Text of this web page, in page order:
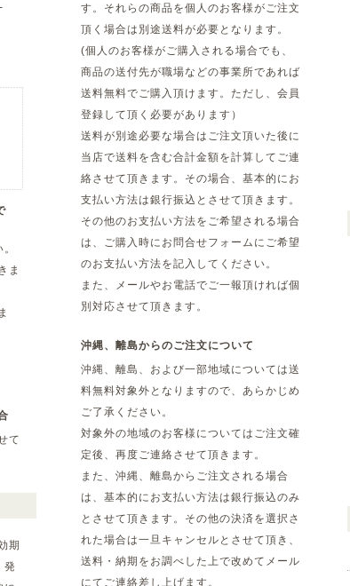
ま
て
期
発
す。それらの商品を個人のお客様がご注文
頂く場合は別途送料が必要となります。
(個人のお客様がご購入される場合でも、
商品の送付先が職場などの事業所であれば
送料無料でご購入頂けます。ただし、会員
登録して頂く必要があります）
送料が別途必要な場合はご注文頂いた後に
当店で送料を含む合計金額を計算してご連
絡させて頂きます。その場合、基本的にお
支払い方法は銀行振込とさせて頂きます。
その他のお支払い方法をご希望される場合
は、ご購入時にお問合せフォームにご希望
のお支払い方法を記入してください。
また、メールやお電話でご一報頂ければ個
別対応させて頂きます。
沖縄、離島からのご注文について
沖縄、離島、および一部地域については送
料無料対象外となりますので、あらかじめ
ご了承ください。
対象外の地域のお客様についてはご注文確
定後、再度ご連絡させて頂きます。
また、沖縄、離島からご注文される場合
は、基本的にお支払い方法は銀行振込のみ
とさせて頂きます。その他の決済を選択さ
れた場合は一旦キャンセルとさせて頂き、
送料・納期をお調べした上で改めてメール
にてご連絡差し上げます。